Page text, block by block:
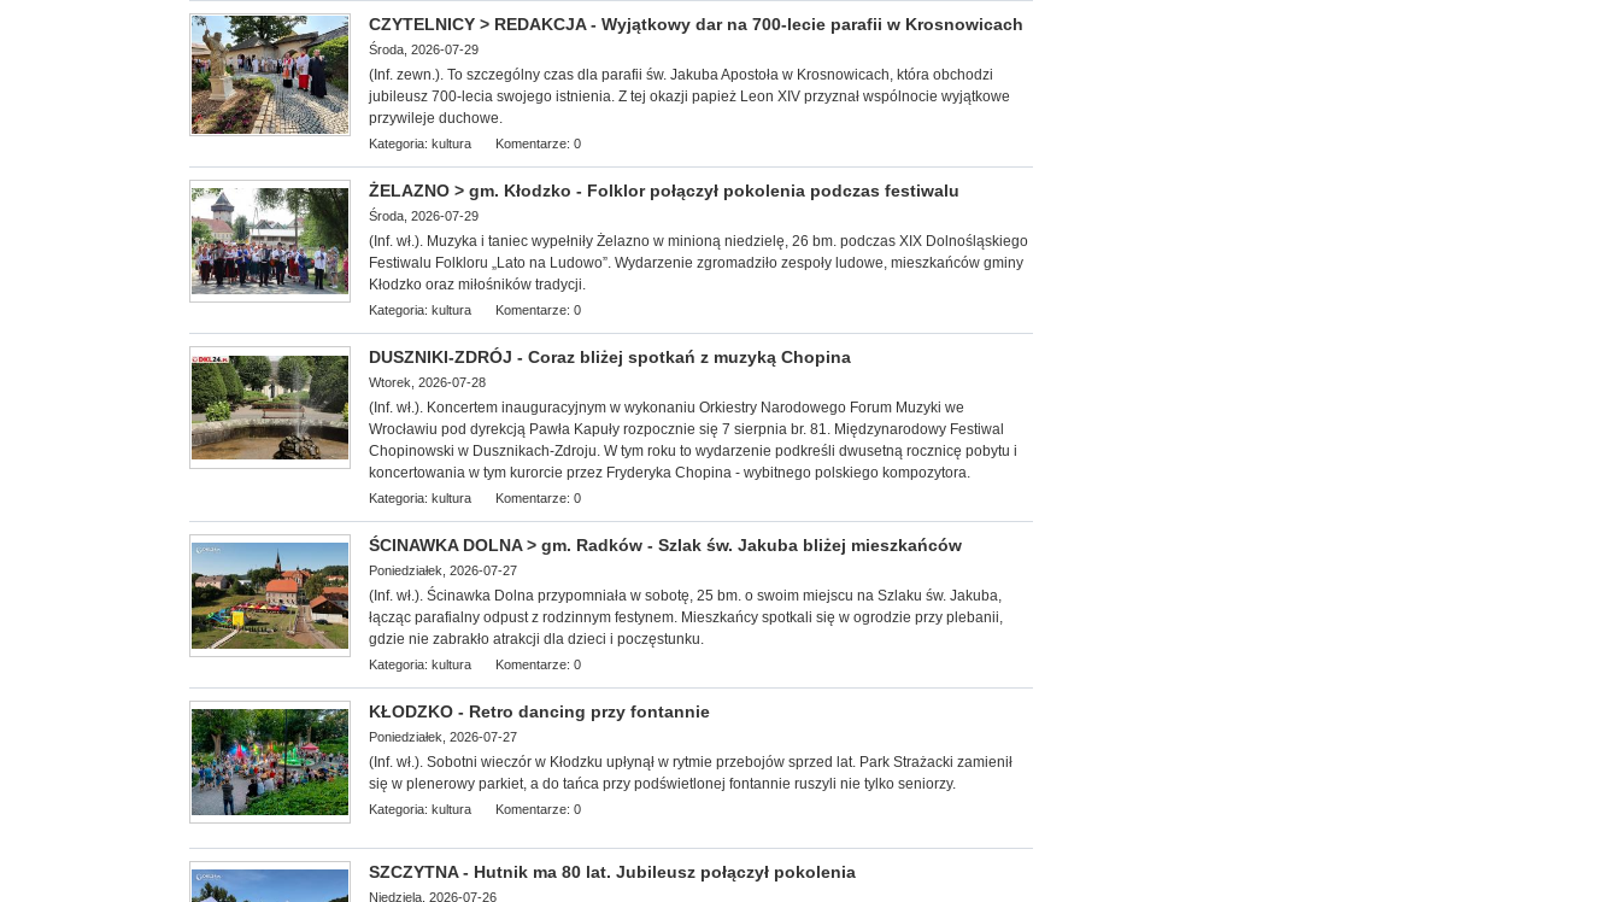
CZYTELNICY > REDAKCJA - Wyjątkowy dar na 700-lecie parafii w Krosnowicach
Środa, 2026-07-29
(Inf. zewn.). To szczególny czas dla parafii św. Jakuba Apostoła w Krosnowicach, która obchodzi
jubileusz 700-lecia swojego istnienia. Z tej okazji papież Leon XIV przyznał wspólnocie wyjątkowe
przywileje duchowe.
Kategoria: kultura Komentarze: 0
ŻELAZNO > gm. Kłodzko - Folklor połączył pokolenia podczas festiwalu
Środa, 2026-07-29
(Inf. wł.). Muzyka i taniec wypełniły Żelazno w minioną niedzielę, 26 bm. podczas XIX Dolnośląskiego
Festiwalu Folkloru „Lato na Ludowo”. Wydarzenie zgromadziło zespoły ludowe, mieszkańców gminy
Kłodzko oraz miłośników tradycji.
Kategoria: kultura Komentarze: 0
DUSZNIKI-ZDRÓJ - Coraz bliżej spotkań z muzyką Chopina
Wtorek, 2026-07-28
(Inf. wł.). Koncertem inauguracyjnym w wykonaniu Orkiestry Narodowego Forum Muzyki we
Wrocławiu pod dyrekcją Pawła Kapuły rozpocznie się 7 sierpnia br. 81. Międzynarodowy Festiwal
Chopinowski w Dusznikach-Zdroju. W tym roku to wydarzenie podkreśli dwusetną rocznicę pobytu i
koncertowania w tym kurorcie przez Fryderyka Chopina - wybitnego polskiego kompozytora.
Kategoria: kultura Komentarze: 0
ŚCINAWKA DOLNA > gm. Radków - Szlak św. Jakuba bliżej mieszkańców
Poniedziałek, 2026-07-27
(Inf. wł.). Ścinawka Dolna przypomniała w sobotę, 25 bm. o swoim miejscu na Szlaku św. Jakuba,
łącząc parafialny odpust z rodzinnym festynem. Mieszkańcy spotkali się w ogrodzie przy plebanii,
gdzie nie zabrakło atrakcji dla dzieci i poczęstunku.
Kategoria: kultura Komentarze: 0
KŁODZKO - Retro dancing przy fontannie
Poniedziałek, 2026-07-27
(Inf. wł.). Sobotni wieczór w Kłodzku upłynął w rytmie przebojów sprzed lat. Park Strażacki zamienił
się w plenerowy parkiet, a do tańca przy podświetlonej fontannie ruszyli nie tylko seniorzy.
Kategoria: kultura Komentarze: 0
SZCZYTNA - Hutnik ma 80 lat. Jubileusz połączył pokolenia
Niedziela, 2026-07-26